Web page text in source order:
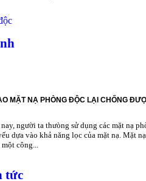
MẶT NẠ PHÒNG ĐỘC LẠI CHỐNG
người ta thưòng sử dụng các mặt nạ
dựa vào khả năng lọc của mặt nạ. Mặt
một công...
tức